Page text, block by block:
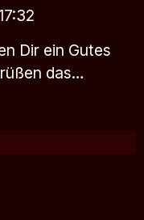
Dir ein Gutes
das…